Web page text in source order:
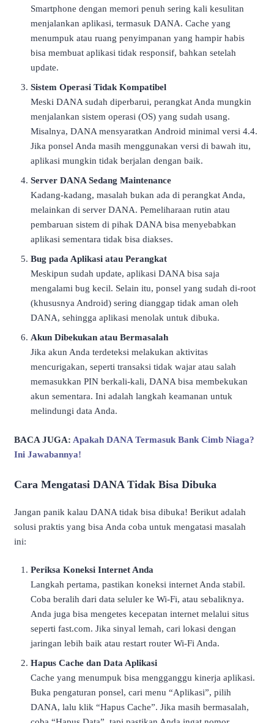
Smartphone dengan memori penuh sering kali kesulitan
menjalankan aplikasi, termasuk DANA. Cache yang
menumpuk atau ruang penyimpanan yang hampir habis
bisa membuat aplikasi tidak responsif, bahkan setelah
update.
Sistem Operasi Tidak Kompatibel
Meski DANA sudah diperbarui, perangkat Anda mungkin
menjalankan sistem operasi (OS) yang sudah usang.
Misalnya, DANA mensyaratkan Android minimal versi 4.4.
Jika ponsel Anda masih menggunakan versi di bawah itu,
aplikasi mungkin tidak berjalan dengan baik.
Server DANA Sedang Maintenance
Kadang-kadang, masalah bukan ada di perangkat Anda,
melainkan di server DANA. Pemeliharaan rutin atau
pembaruan sistem di pihak DANA bisa menyebabkan
aplikasi sementara tidak bisa diakses.
Bug pada Aplikasi atau Perangkat
Meskipun sudah update, aplikasi DANA bisa saja
mengalami bug kecil. Selain itu, ponsel yang sudah di-root
(khususnya Android) sering dianggap tidak aman oleh
DANA, sehingga aplikasi menolak untuk dibuka.
Akun Dibekukan atau Bermasalah
Jika akun Anda terdeteksi melakukan aktivitas
mencurigakan, seperti transaksi tidak wajar atau salah
memasukkan PIN berkali-kali, DANA bisa membekukan
akun sementara. Ini adalah langkah keamanan untuk
melindungi data Anda.
BACA JUGA: Apakah DANA Termasuk Bank Cimb Niaga?
Ini Jawabannya!
Cara Mengatasi DANA Tidak Bisa Dibuka
Jangan panik kalau DANA tidak bisa dibuka! Berikut adalah
solusi praktis yang bisa Anda coba untuk mengatasi masalah
ini:
Periksa Koneksi Internet Anda
Langkah pertama, pastikan koneksi internet Anda stabil.
Coba beralih dari data seluler ke Wi-Fi, atau sebaliknya.
Anda juga bisa mengetes kecepatan internet melalui situs
seperti fast.com. Jika sinyal lemah, cari lokasi dengan
jaringan lebih baik atau restart router Wi-Fi Anda.
Hapus Cache dan Data Aplikasi
Cache yang menumpuk bisa mengganggu kinerja aplikasi.
Buka pengaturan ponsel, cari menu “Aplikasi”, pilih
DANA, lalu klik “Hapus Cache”. Jika masih bermasalah,